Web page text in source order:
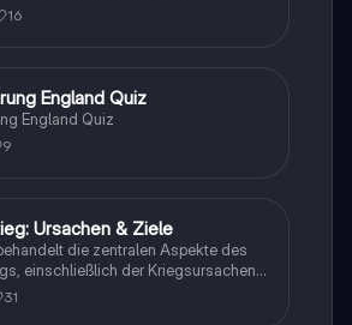
16
England Quiz
England Quiz
9
Ursachen & Ziele
die zentralen Aspekte des
einschließlich der Kriegsursachen,
des Attentats von Sarajevo, des
und der Kriegsziele des Deutschen
31